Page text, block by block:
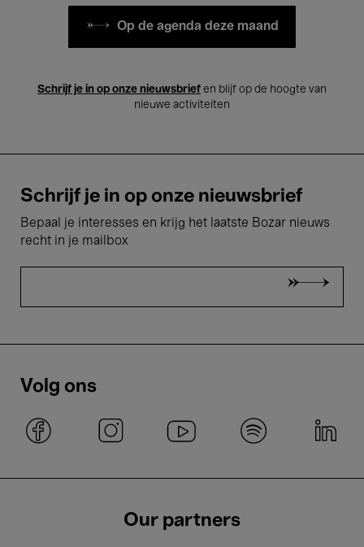
Op de agenda deze maand
Schrijf je in op onze nieuwsbrief en blijf op de hoogte van
nieuwe activiteiten
Schrijf je in op onze nieuwsbrief
Bepaal je interesses en krijg het laatste Bozar nieuws
recht in je mailbox
Volg ons
Our partners